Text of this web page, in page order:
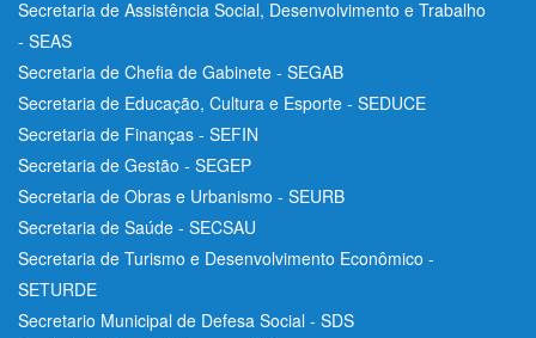
Secretaria de Assistência Social, Desenvolvimento e Trabalho
- SEAS
Secretaria de Chefia de Gabinete - SEGAB
Secretaria de Educação, Cultura e Esporte - SEDUCE
Secretaria de Finanças - SEFIN
Secretaria de Gestão - SEGEP
Secretaria de Obras e Urbanismo - SEURB
Secretaria de Saúde - SECSAU
Secretaria de Turismo e Desenvolvimento Econômico -
SETURDE
Secretario Municipal de Defesa Social - SDS